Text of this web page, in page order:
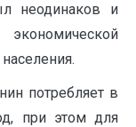
неодинаков и
потребляет в
при этом для